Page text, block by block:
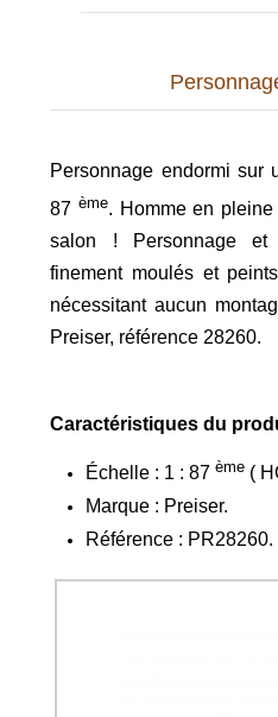
Personnage endormi sur
87ème. Homme en
salon ! Personnage et
finement moulés et
nécessitant aucun
Preiser, référence 28260.
Caractéristiques du
Échelle : 1 : 87ème (
Marque : Preiser.
Référence : PR28260.